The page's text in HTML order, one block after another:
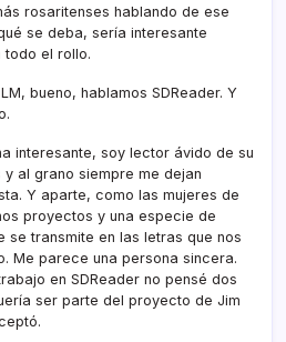
rosaritenses hablando de ese
se deba, serí­a interesante
todo el rollo.
bueno, hablamos SDReader. Y
interesante, soy lector ávido de su
al grano siempre me dejan
Y aparte, como las mujeres de
proyectos y una especie de
se transmite en las letras que nos
Me parece una persona sincera.
en SDReader no pensé dos
ser parte del proyecto de Jim